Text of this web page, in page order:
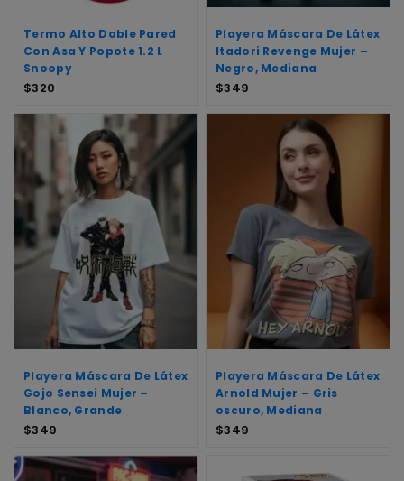
Termo Alto Doble Pared
Con Asa Y Popote 1.2 L
Snoopy
$320
Playera Máscara De Látex
Itadori Revenge Mujer –
Negro, Mediana
$349
Playera Máscara De Látex
Gojo Sensei Mujer –
Blanco, Grande
$349
Playera Máscara De Látex
Arnold Mujer – Gris
oscuro, Mediana
$349